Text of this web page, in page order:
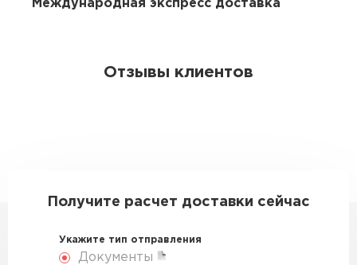
Международная экспресс доставка
Отзывы клиентов
Получите расчет доставки сейчас
Укажите тип отправления
Документы